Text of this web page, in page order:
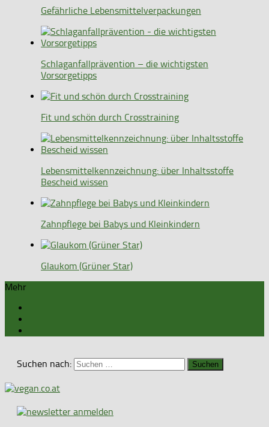
Gefährliche Lebensmittelverpackungen
Schlaganfallprävention – die wichtigsten
Vorsorgetipps
Fit und schön durch Crosstraining
Lebensmittelkennzeichnung: über Inhaltsstoffe
Bescheid wissen
Zahnpflege bei Babys und Kleinkindern
Glaukom (Grüner Star)
Mehr
Suchen nach: